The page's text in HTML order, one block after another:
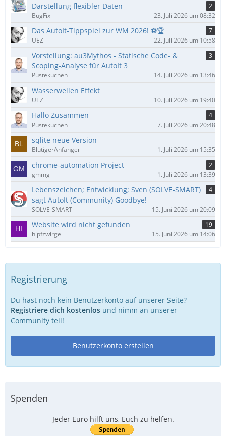
Darstellung flexibler Daten
2
BugFix
23. Juli 2026 um 08:32
Das AutoIt-Tippspiel zur WM 2026! ⚽🏆
7
UEZ
22. Juli 2026 um 10:58
Vorstellung: au3Mythos - Statische Code- &
Scoping-Analyse für AutoIt 3
3
Pustekuchen 14. Juli 2026 um 13:46
Wasserwellen Effekt
UEZ 10. Juli 2026 um 19:40
Hallo Zusammen
4
Pustekuchen
7. Juli 2026 um 20:48
sqlite neue Version
BlutigerAnfänger 1. Juli 2026 um 15:35
chrome-automation Project
2
gmmg
1. Juli 2026 um 13:39
Lebenszeichen; Entwicklung; Sven (SOLVE-SMART)
sagt AutoIt (Community) Goodbye!
4
SOLVE-SMART 15. Juni 2026 um 20:09
Website wird nicht gefunden
19
hipfzwirgel
15. Juni 2026 um 14:06
Registrierung
Du hast noch kein Benutzerkonto auf unserer Seite?
Registriere dich kostenlos und nimm an unserer
Community teil!
Benutzerkonto erstellen
Spenden
Jeder Euro hilft uns, Euch zu helfen.